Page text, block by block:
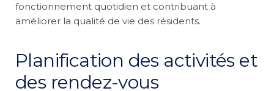
fonctionnement quotidien et contribuant à
améliorer la qualité de vie des résidents.
Planification des activités et
des rendez-vous